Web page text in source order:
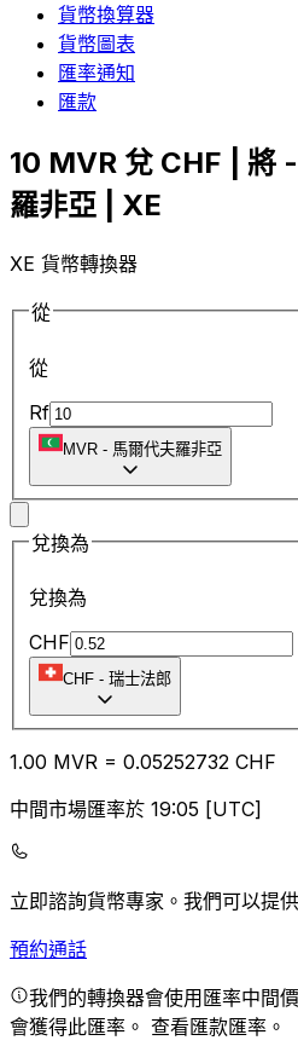
貨幣換算器
貨幣圖表
匯率通知
匯款
10 MVR 兌 CHF | 將
羅非亞 | XE
XE 貨幣轉換器
從
從
Rf
MVR - 馬爾代夫羅非亞
兌換為
兌換為
CHF
CHF - 瑞士法郎
1.00 MVR = 0.05252732 CHF
中間市場匯率於 19:05 [UTC]
立即諮詢貨幣專家。 我們可以提
預約通話
我們的轉換器會使用匯率中間
會獲得此匯率。 查看匯款匯率。